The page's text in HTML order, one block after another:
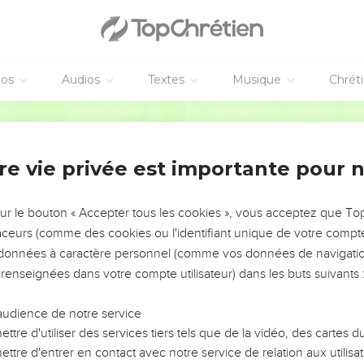
Audios Textes Musique
Jésus-Christ
est utile à peu de chose, tandis que la piété est utile à
digne d'être acceptée sans réserve.
en effet que nous travaillons et que nous nous laissons
dans le Dieu vivant qui est le Sauveur de tous les hommes,
et enseigne-les.
ta jeunesse, mais sois un modèle pour les croyants par tes
applique-toi à lire les Ecritures dans l’assemblée, à
que tu as reçu, celui qui t'a été donné d’après une prophétie
sur toi.
vie privée est importante pour
le bouton « Accepter tous les cookies », vous acceptez que
(comme des cookies ou l'identifiant unique de votre
à caractère personnel (comme vos données de
dans votre compte utilisateur) dans les buts suivants :
de notre service
d'utiliser des services tiers tels que de la vidéo, des cartes
d'entrer en contact avec notre service de relation aux